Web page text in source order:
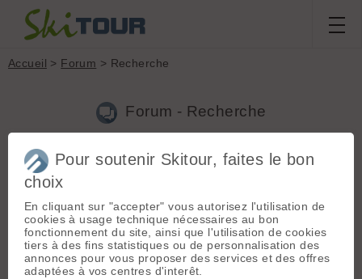
Accueil > Forum > Recherche
Forum - Recherche
Nouveau sujet|Voir tous les sujets
3 résultats
Photos(henri66130 le 06.05.2012 à 12:11)
Salut Bernard05 ; pour mettre quelques photos sur le site je
bloque à membre ,comment dois-je faire?Merci de me
renseigner.
Pour soutenir Skitour, faites le bon
choix
En cliquant sur "accepter" vous autorisez l'utilisation de
cookies à usage technique nécessaires au bon
fonctionnement du site, ainsi que l'utilisation de cookies
tiers à des fins statistiques ou de personnalisation des
annonces pour vous proposer des services et des offres
adaptées à vos centres d'interêt.